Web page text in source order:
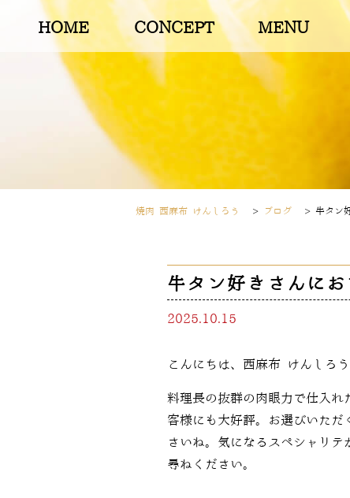
HOME CONCEPT MENU
焼肉 西麻布 けんしろう > ブログ > 牛タン
牛タン好きさんに
2025.10.15
こんにちは、西麻布 けんしろう
料理長の抜群の肉眼力で仕入れ
客様にも大好評。お選びいた
さいね。気になるスペシャリ
尋ねください。